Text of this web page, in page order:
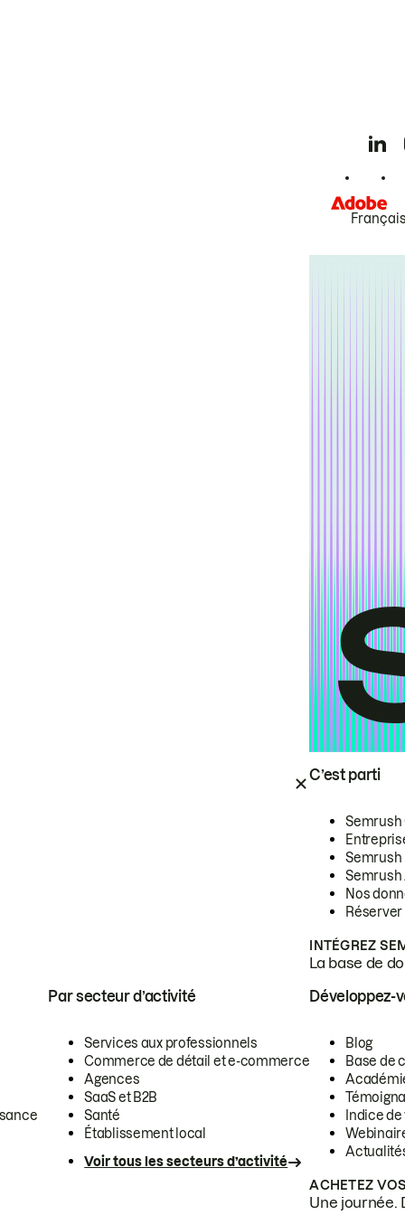
C’est parti
Semrush
Semrush
Semrush
Nos
INTÉGREZ
La base de
Par secteur d’activité
Services aux professionnels
Commerce de détail et e-commerce
Agences
SaaS et B2B
Santé
Établissement local
Voir tous les secteurs d’activité
Développez-
Blog
Base de
Indice
ACHETEZ
Une journée.